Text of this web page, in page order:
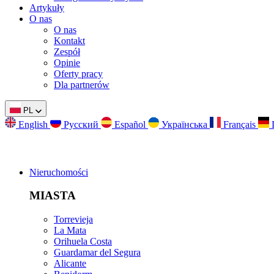
Artykuły
O nas
O nas
Kontakt
Zespół
Opinie
Oferty pracy
Dla partnerów
PL
English Русский Español Українська Français
Nieruchomości
MIASTA
Torrevieja
La Mata
Orihuela Costa
Guardamar del Segura
Alicante